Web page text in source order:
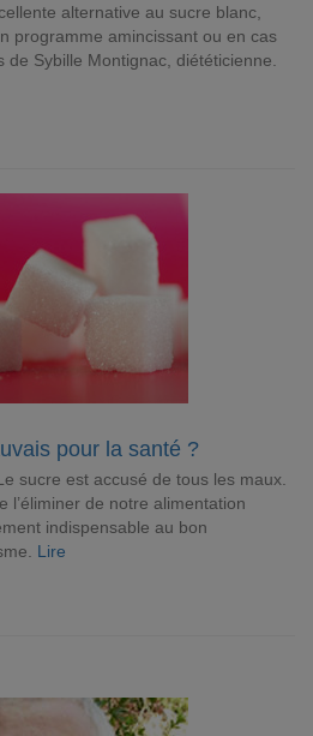
alternative au sucre blanc,
programme amincissant ou en cas
Sybille Montignac, diététicienne.
pour la santé ?
sucre est accusé de tous les maux.
l’éliminer de notre alimentation
indispensable au bon
Lire